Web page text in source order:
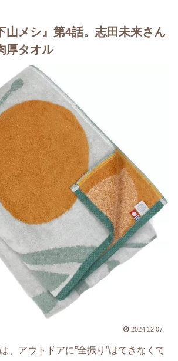
山メシ』第4話。志田未来さん
厚タオル
2024.12.07
、アウトドアに”全振り”はできなくて